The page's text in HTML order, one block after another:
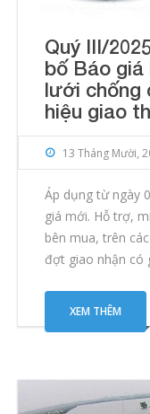
Quý III/
bố Báo giá
lưới chống
hiệu giao
13 Tháng Mười,
Áp dụng từ ngày
giá mới. Hỗ trợ,
bên mua, trên
đợt giao nhận có
XEM THÊM